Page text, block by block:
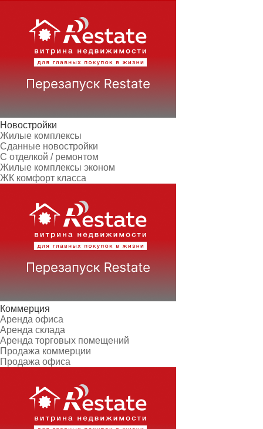
Новостройки
Жилые комплексы
Сданные новостройки
С отделкой / ремонтом
Жилые комплексы эконом
ЖК комфорт класса
Коммерция
Аренда офиса
Аренда склада
Аренда торговых помещений
Продажа коммерции
Продажа офиса